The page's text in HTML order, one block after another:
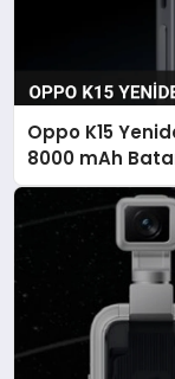
Oppo K15
8000 mAh